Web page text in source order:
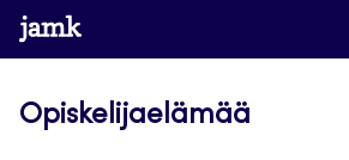
Siirry
suoraan
www.jamk.fi
Opiskelijaelämää